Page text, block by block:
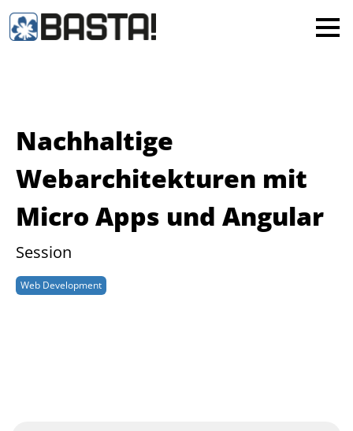
Nachhaltige
Webarchitekturen mit
Micro Apps und Angular
Session
Web Development
MAINZ
Alle